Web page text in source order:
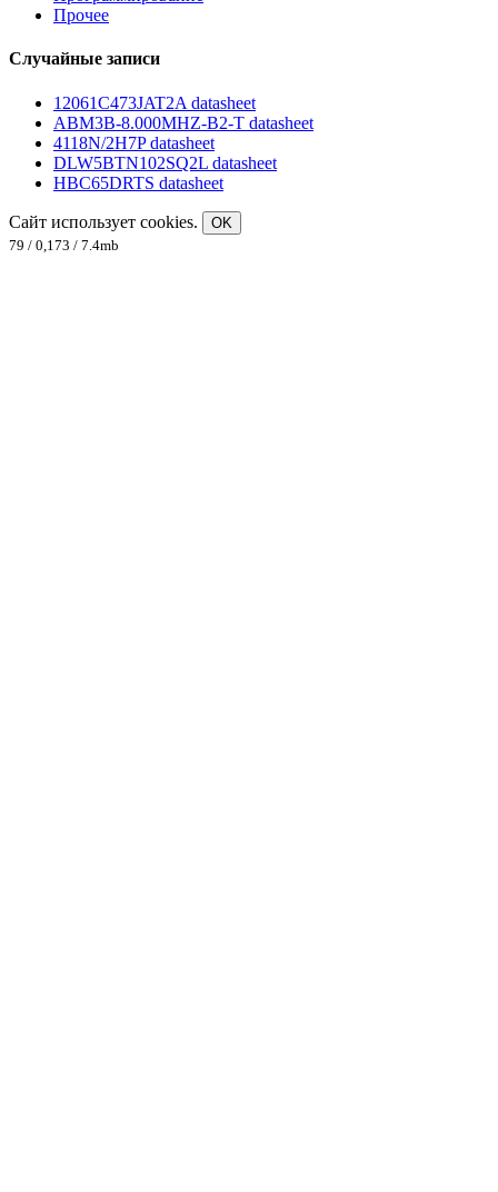
Прочее
Случайные записи
12061C473JAT2A datasheet
ABM3B-8.000MHZ-B2-T datasheet
4118N/2H7P datasheet
DLW5BTN102SQ2L datasheet
HBC65DRTS datasheet
Сайт использует cookies.
OK
79 / 0,173 / 7.4mb